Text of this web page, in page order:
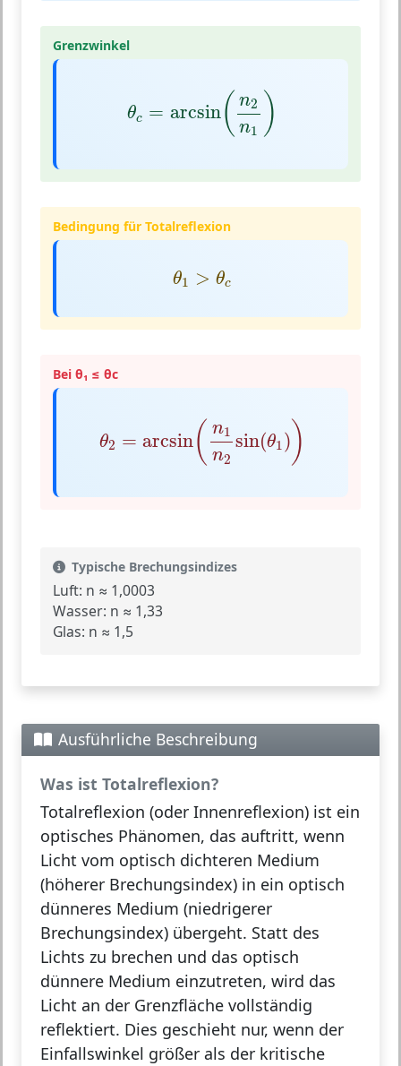
Grenzwinkel
θc = arcsin( n2
n1 )
n2 1)
Bedingung für Totalreflexion
θ1 > θc
θ 1> θc
Bei θ₁ ≤ θc
θ2 = arcsin( n1
n2
sin(θ1) )
n1n 1)
Typische Brechungsindizes
Luft: n ≈ 1,0003
Wasser: n ≈ 1,33
Glas: n ≈ 1,5
Ausführliche Beschreibung
Was ist Totalreflexion?
Totalreflexion (oder Innenreflexion) ist ein
optisches Phänomen, das auftritt, wenn
Licht vom optisch dichteren Medium
(höherer Brechungsindex) in ein optisch
dünneres Medium (niedrigerer
Brechungsindex) übergeht. Statt des
Lichts zu brechen und das optisch
dünnere Medium einzutreten, wird das
Licht an der Grenzfläche vollständig
reflektiert. Dies geschieht nur, wenn der
Einfallswinkel größer als der kritische